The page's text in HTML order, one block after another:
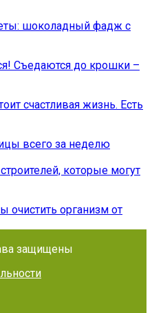
шоколадный фадж с
Съедаются до крошки –
счастливая жизнь. Есть
всего за неделю
которые могут
очистить организм от
защищены